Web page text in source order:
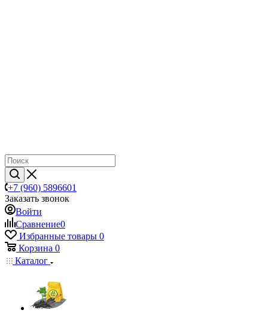
+7 (960) 5896601
Заказать звонок
Войти
Сравнение0
Избранные товары 0
Корзина 0
Каталог